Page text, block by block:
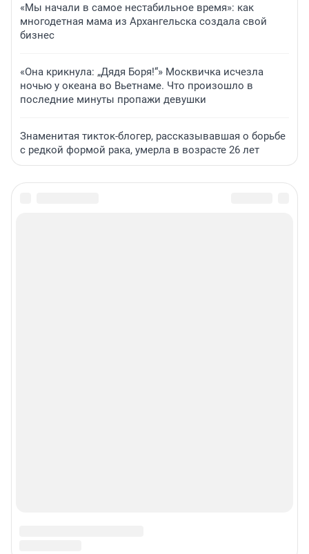
«Мы начали в самое нестабильное время»: как
многодетная мама из Архангельска создала свой
бизнес
«Она крикнула: „Дядя Боря!“» Москвичка исчезла
ночью у океана во Вьетнаме. Что произошло в
последние минуты пропажи девушки
Знаменитая тикток-блогер, рассказывавшая о борьбе
с редкой формой рака, умерла в возрасте 26 лет